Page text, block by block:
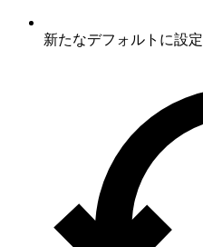
新たなデフォルトに設定